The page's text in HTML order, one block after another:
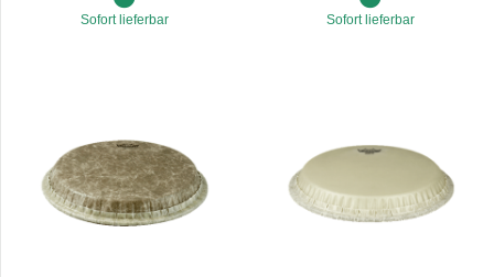
Sofort lieferbar Sofort lieferbar